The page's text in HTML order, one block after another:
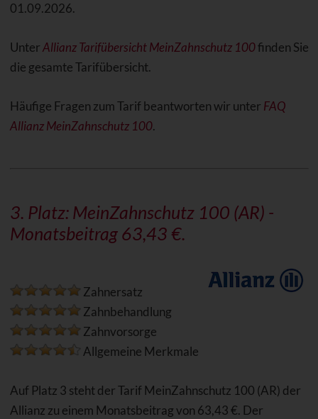
01.09.2026.
UnterAllianz Tarifübersicht MeinZahnschutz 100finden Sie
die gesamte Tarifübersicht.
Häufige Fragen zum Tarif beantworten wir unter FAQ
Allianz MeinZahnschutz 100.
3. Platz: MeinZahnschutz 100 (AR) -
Monatsbeitrag 63,43 €.
Zahnersatz
Zahnbehandlung
Zahnvorsorge
Allgemeine Merkmale
Auf Platz 3 steht der Tarif MeinZahnschutz 100 (AR) der
Allianz zu einem Monatsbeitrag von 63,43 €. Der